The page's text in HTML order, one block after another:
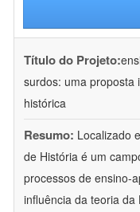
Título do Projeto:
surdos: uma proposta
histórica
Resumo: Localizado
de História é um
processos de ensino-
influência da teoria